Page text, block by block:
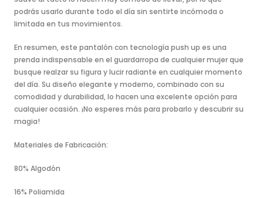
podrás usarlo durante todo el día sin sentirte incómoda o
limitada en tus movimientos.
En resumen, este pantalón con tecnología push up es una
prenda indispensable en el guardarropa de cualquier mujer que
busque realzar su figura y lucir radiante en cualquier momento
del día. Su diseño elegante y moderno, combinado con su
comodidad y durabilidad, lo hacen una excelente opción para
cualquier ocasión. ¡No esperes más para probarlo y descubrir su
magia!
Materiales de Fabricación:
80% Algodón
16% Poliamida